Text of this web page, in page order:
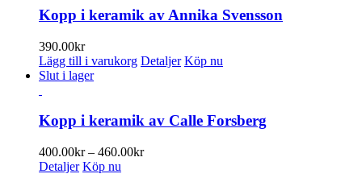
har
flera
De
olika
väljas
på
Kopp i keramik av Annika Svensson
390.00kr
Lägg till i varukorg Detaljer Köp nu
Slut i lager
Kopp i keramik av Calle Forsberg
400.00kr – 460.00krPrisintervall:
Detaljer Köp nu